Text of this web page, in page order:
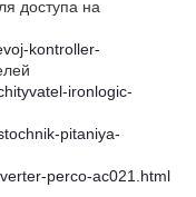
доступа на
kontroller-
ironlogic-
pitaniya-
perco-ac021.html